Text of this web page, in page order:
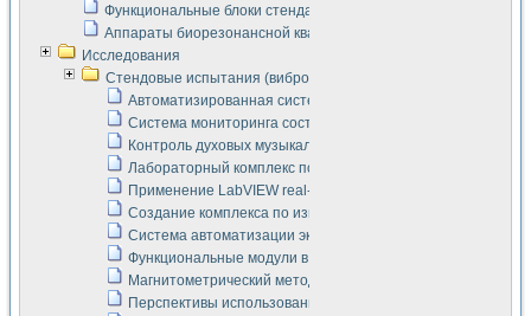
Функциональные блоки стенда "Сигнал-USB"
Аппараты биорезонансной квантовой терапии серии СКАН
Исследования
Стендовые испытания (виброакустика, тензометрия и т.п.)
Автоматизированная система измерения параметров
Система мониторинга состояния тяговых
Контроль духовых музыкальных инструментов
Лабораторный комплекс по исследованию элементной
Применение LabVIEW real-time module для
Создание комплекса по измерению скорости подвижного
Система автоматизации экспериментальных
Функциональные модули в стандарте Nl SCXI для
Магнитометрический метод в дефектоскопии сварных
Перспективы использования машинного зрения в